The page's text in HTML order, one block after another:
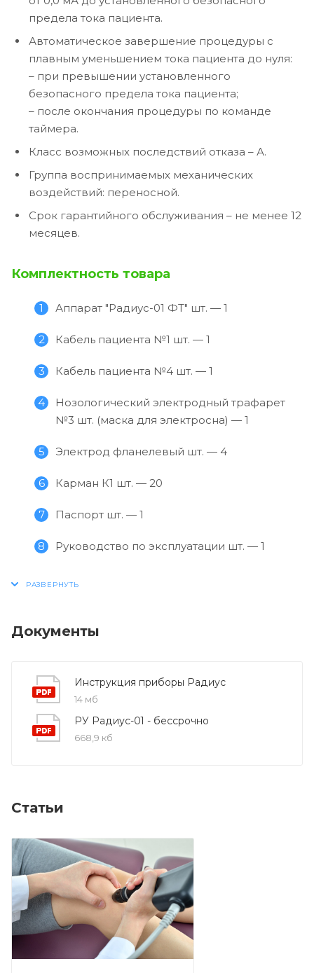
предела тока пациента.
Автоматическое завершение процедуры с
плавным уменьшением тока пациента до нуля:
– при превышении установленного
безопасного предела тока пациента;
– после окончания процедуры по команде
таймера.
Класс возможных последствий отказа – А.
Группа воспринимаемых механических
воздействий: переносной.
Срок гарантийного обслуживания – не менее 12
месяцев.
Комплектность товара
Аппарат "Радиус-01 ФТ" шт. — 1
Кабель пациента №1 шт. — 1
Кабель пациента №4 шт. — 1
Нозологический электродный трафарет
№3 шт. (маска для электросна) — 1
Электрод фланелевый шт. — 4
Карман К1 шт. — 20
Паспорт шт. — 1
Руководство по эксплуатации шт. — 1
Документы
Инструкция приборы Радиус
14 мб
РУ Радиус-01 - бессрочно
668,9 кб
Статьи